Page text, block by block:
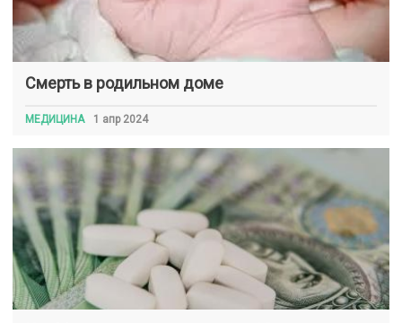
Смерть в родильном доме
МЕДИЦИНА 1 апр 2024